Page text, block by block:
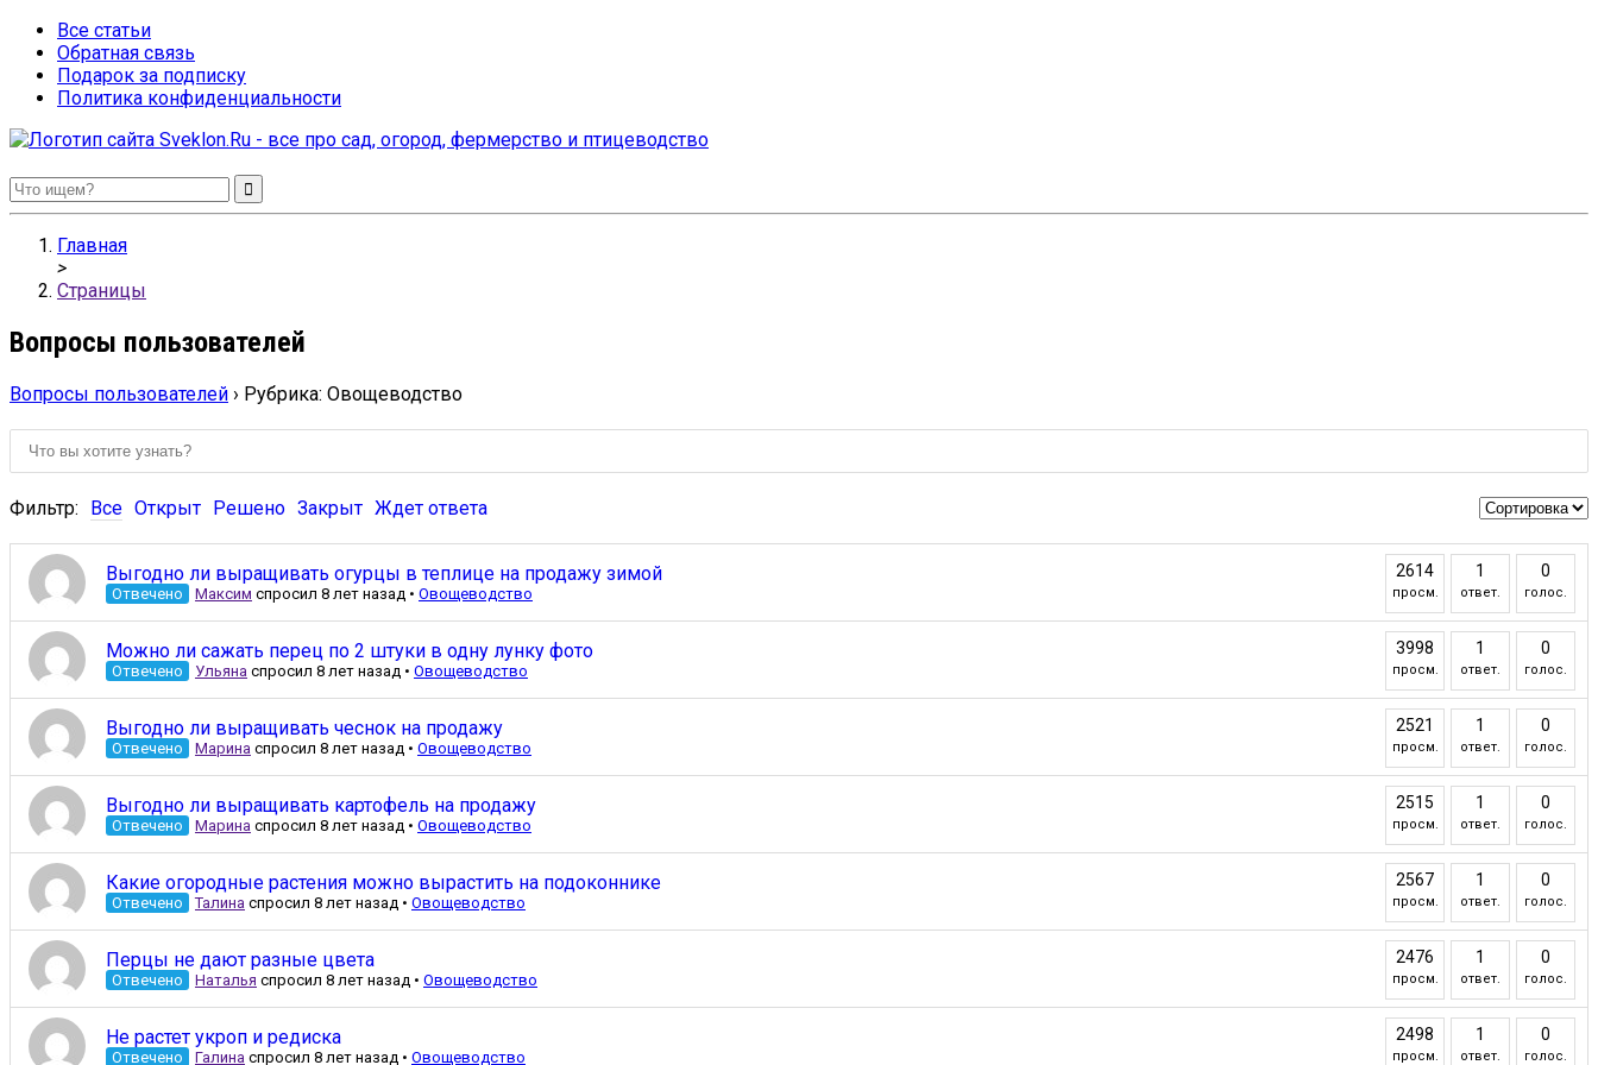
Все статьи
Обратная связь
Подарок за подписку
Политика конфиденциальности
Sveklon.Ru – все про сад, огород, фермерство и птицеводство
Главная
>
Страницы
Вопросы пользователей
Вопросы пользователей › Рубрика: Овощеводство
Фильтр: Все Открыт Решено Закрыт Ждет ответа
Выгодно ли выращивать огурцы в теплице на продажу зимой
Отвечено Максим спросил 8 лет назад • Овощеводство
2614
просм.
1
ответ.
0
голос.
Можно ли сажать перец по 2 штуки в одну лунку фото
Отвечено Ульяна спросил 8 лет назад • Овощеводство
3998
просм.
1
ответ.
0
голос.
Выгодно ли выращивать чеснок на продажу
Отвечено Марина спросил 8 лет назад • Овощеводство
2521
просм.
1
ответ.
0
голос.
Выгодно ли выращивать картофель на продажу
Отвечено Марина спросил 8 лет назад • Овощеводство
2515
просм.
1
ответ.
0
голос.
Какие огородные растения можно вырастить на подоконнике
Отвечено Талина спросил 8 лет назад • Овощеводство
2567
просм.
1
ответ.
0
голос.
Перцы не дают разные цвета
Отвечено Наталья спросил 8 лет назад • Овощеводство
2476
просм.
1
ответ.
0
голос.
Не растет укроп и редиска
Отвечено Галина спросил 8 лет назад • Овощеводство
2498
просм.
1
ответ.
0
голос.